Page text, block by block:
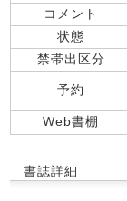
コメント
状態
禁帯出区分
予約
Web書棚
書誌詳細